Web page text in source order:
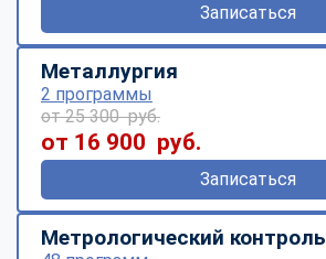
Записаться
Металлургия
2 программы
от 25 300 руб.
от 16 900 руб.
Записаться
Метрологический контроль